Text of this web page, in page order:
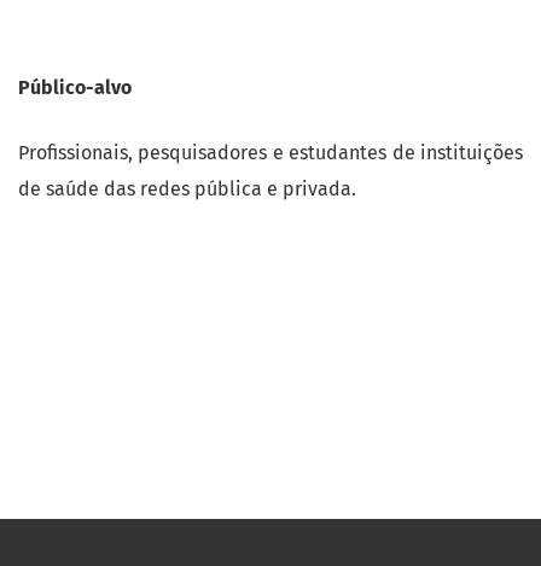
Público-alvo
Profissionais, pesquisadores e estudantes de instituições
de saúde das redes pública e privada.